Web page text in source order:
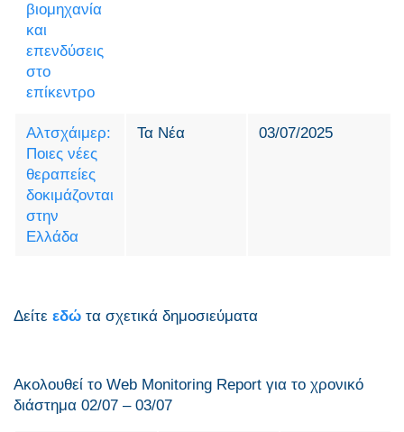
βιομηχανία
και
επενδύσεις
στο
επίκεντρο
Αλτσχάιμερ:
Ποιες νέες
θεραπείες
δοκιμάζονται
στην
Ελλάδα
Τα Νέα 03/07/2025
Δείτε εδώ τα σχετικά δημοσιεύματα
Ακολουθεί το Web Monitoring Report για τo χρονικό
διάστημα 02/07 – 03/07